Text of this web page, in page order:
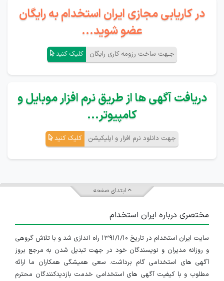
در کاریابی مجازی ایران استخدام به رایگان
عضو شوید...
جـهت ساخت رزومه کاری رایگان کلیک کنید
دریافت آگهی ها از طریق نرم افزار موبایل و
کامپیوتر...
جهت دانلود نرم افزار و اپلیکیشن کلیک کنید
ابتدای صفحه
مختصری درباره ایران استخدام
سایت ایران استخدام در تاریخ ۱۳۹۱/۱/۱۰ راه اندازی شد و با تلاش گروهی
و روزانه مدیران و نویسندگان خود در جهت تبدیل شدن به مرجع بروز
آگهی های استخدامی گام برداشت. سعی همیشگی همکاران ما ارائه
مطلوب و با کیفیت آگهی های استخدامی خدمت بازدیدکنندگان محترم